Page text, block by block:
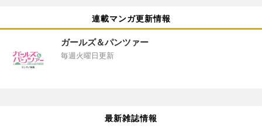
連載マンガ更新情報
ガールズ＆パンツァー
毎週火曜日更新
最新雑誌情報